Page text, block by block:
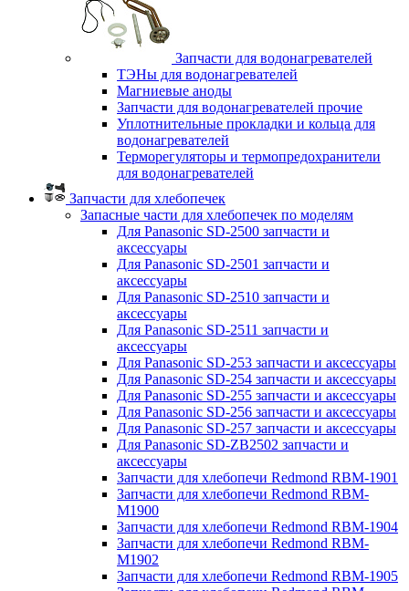
Запчасти для водонагревателей
ТЭНы для водонагревателей
Магниевые аноды
Запчасти для водонагревателей прочие
Уплотнительные прокладки и кольца для
водонагревателей
Терморегуляторы и термопредохранители
для водонагревателей
Запчасти для хлебопечек
Запасные части для хлебопечек по моделям
Для Panasonic SD-2500 запчасти и
аксессуары
Для Panasonic SD-2501 запчасти и
аксессуары
Для Panasonic SD-2510 запчасти и
аксессуары
Для Panasonic SD-2511 запчасти и
аксессуары
Для Panasonic SD-253 запчасти и аксессуары
Для Panasonic SD-254 запчасти и аксессуары
Для Panasonic SD-255 запчасти и аксессуары
Для Panasonic SD-256 запчасти и аксессуары
Для Panasonic SD-257 запчасти и аксессуары
Для Panasonic SD-ZB2502 запчасти и
аксессуары
Запчасти для хлебопечи Redmond RBM-1901
Запчасти для хлебопечи Redmond RBM-
M1900
Запчасти для хлебопечи Redmond RBM-1904
Запчасти для хлебопечи Redmond RBM-
M1902
Запчасти для хлебопечи Redmond RBM-1905